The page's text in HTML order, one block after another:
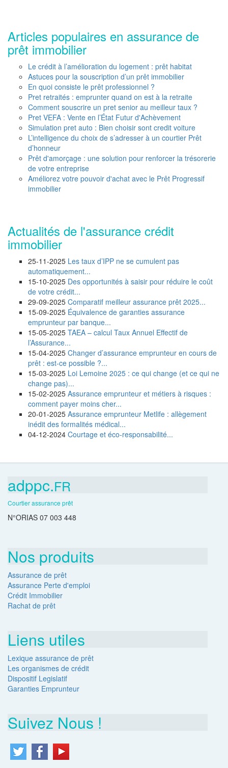
Articles populaires en assurance de
prêt immobilier
Le crédit à l’amélioration du logement : prêt habitat
Astuces pour la souscription d’un prêt immobilier
En quoi consiste le prêt professionnel ?
Pret retraités : emprunter quand on est à la retraite
Comment souscrire un pret senior au meilleur taux ?
Pret VEFA : Vente en l’État Futur d'Achèvement
Simulation pret auto : Bien choisir sont credit voiture
L’intelligence du choix de s’adresser à un courtier Prêt
d’honneur
Prêt d'amorçage : une solution pour renforcer la trésorerie
de votre entreprise
Améliorez votre pouvoir d'achat avec le Prêt Progressif
immobilier
Actualités de l'assurance crédit
immobilier
25-11-2025 Les taux d’IPP ne se cumulent pas
automatiquement...
15-10-2025 Des opportunités à saisir pour réduire le coût
de votre crédit...
29-09-2025 Comparatif meilleur assurance prêt 2025...
15-09-2025 Équivalence de garanties assurance
emprunteur par banque...
15-05-2025 TAEA – calcul Taux Annuel Effectif de
l’Assurance...
15-04-2025 Changer d’assurance emprunteur en cours de
prêt : est-ce possible ?...
15-03-2025 Loi Lemoine 2025 : ce qui change (et ce qui ne
change pas)...
15-02-2025 Assurance emprunteur et métiers à risques :
comment payer moins cher...
20-01-2025 Assurance emprunteur Metlife : allègement
inédit des formalités médical...
04-12-2024 Courtage et éco-responsabilité...
adppc.FR
Courtier assurance prêt
N°ORIAS 07 003 448
Nos produits
Assurance de prêt
Assurance Perte d'emploi
Crédit Immobilier
Rachat de prêt
Liens utiles
Lexique assurance de prêt
Les organismes de crédit
Dispositif Legislatif
Garanties Emprunteur
Suivez Nous !